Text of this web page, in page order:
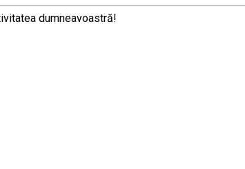
dumneavoastră!